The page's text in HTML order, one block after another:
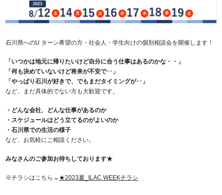
石川県へのU ターン希望の方・社会人・学生向けの個別相談会を開催します！
「いつかは地元に帰りたいけど自分に合う仕事はあるのかな・・」
「何も決めていないけど将来が不安で･･」
「やっぱり石川が好きで、でもまだタイミングが･･」
など、まだ具体的でない方も大歓迎です。
・どんな会社、どんな仕事があるのか
・スケジュールはどう立てるのがよいのか
・石川県での生活の様子
など、お気軽にご相談ください。
みなさんのご参加お待ちしております★
※チラシはこちら→ ★2023夏_ILAC WEEKチラシ